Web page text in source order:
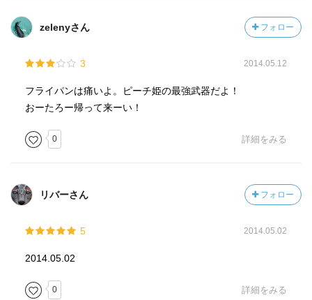
zelenyさん フォロー
3 2014.05.12
フライパンは痛いよ。ピーチ姫の最強武器だよ！
おーたろー帰って来ーい！
0 詳細をみる
リバーさん フォロー
5 2014.05.02
2014.05.02
0 詳細をみる